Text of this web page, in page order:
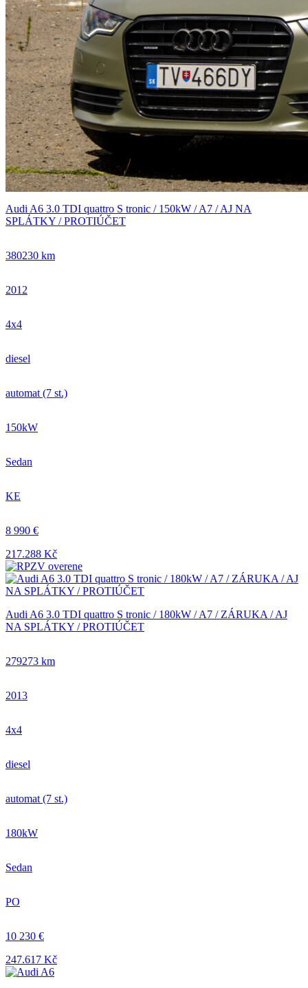
Audi A6 3.0 TDI quattro S tronic / 150kW / A7 / AJ NA
SPLÁTKY / PROTIÚČET
380230 km
2012
4x4
diesel
automat (7 st.)
150kW
Sedan
KE
8 990 €
217.288 Kč
Audi A6 3.0 TDI quattro S tronic / 180kW / A7 / ZÁRUKA / AJ
NA SPLÁTKY / PROTIÚČET
279273 km
2013
4x4
diesel
automat (7 st.)
180kW
Sedan
PO
10 230 €
247.617 Kč